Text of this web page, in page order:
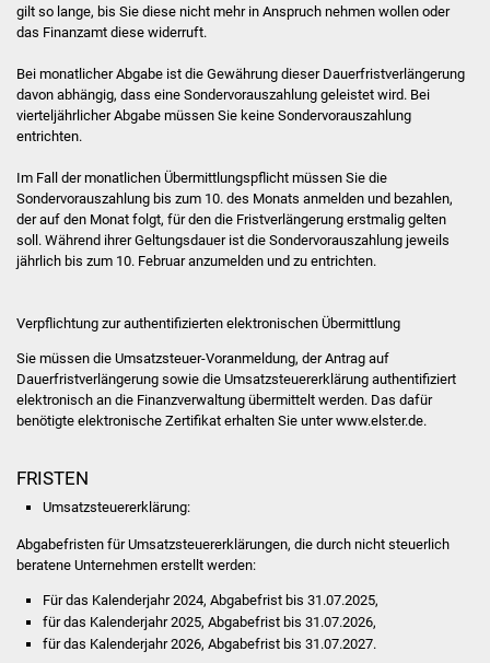
Familien
Kinder und Jugendliche
Schülerferienprogramm
Migration und Integration
Freundeskreis Asyl
Ukraine-Hilfe
Baugrundstücke
Wirtschaft
gilt so lange, bis Sie diese nicht mehr in Anspruch nehmen wollen oder
das Finanzamt diese widerruft.
Bei monatlicher Abgabe ist die Gewährung dieser Dauerfristverlängerung
davon abhängig, dass eine Sondervorauszahlung geleistet wird. Bei
vierteljährlicher Abgabe müssen Sie keine Sondervorauszahlung
entrichten.
Im Fall der monatlichen Übermittlungspflicht müssen Sie die
Sondervorauszahlung bis zum 10. des Monats anmelden und bezahlen,
der auf den Monat folgt, für den die Fristverlängerung erstmalig gelten
soll. Während ihrer Geltungsdauer ist die Sondervorauszahlung jeweils
jährlich bis zum 10. Februar anzumelden und zu entrichten.
Verpflichtung zur authentifizierten elektronischen Übermittlung
Sie müssen die Umsatzsteuer-Voranmeldung, der Antrag auf
Dauerfristverlängerung sowie die Umsatzsteuererklärung authentifiziert
elektronisch an die Finanzverwaltung übermittelt werden. Das dafür
benötigte elektronische Zertifikat erhalten Sie unter www.elster.de.
FRISTEN
Umsatzsteuererklärung:
Abgabefristen für Umsatzsteuererklärungen, die durch nicht steuerlich
beratene Unternehmen erstellt werden:
Für das Kalenderjahr 2024, Abgabefrist bis 31.07.2025,
für das Kalenderjahr 2025, Abgabefrist bis 31.07.2026,
für das Kalenderjahr 2026, Abgabefrist bis 31.07.2027.